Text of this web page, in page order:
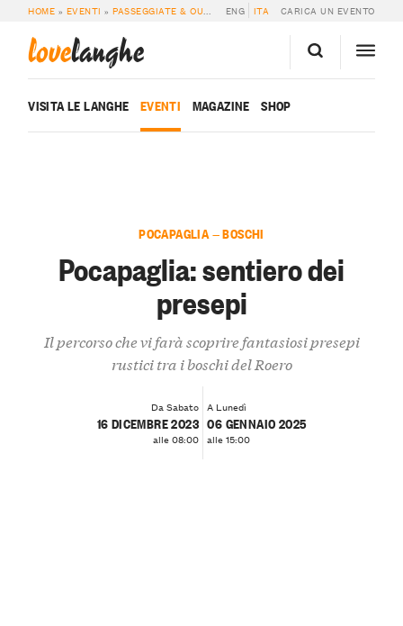
HOME » EVENTI »PASSEGGIATE & OUTDOOR » POCAPAGLIA: SENTIERO DEI
ENG ITA CARICA UN EVENTO
lovelanghe
VISITA LE LANGHE EVENTI MAGAZINE SHOP
POCAPAGLIA — BOSCHI
Pocapaglia: sentiero dei
presepi
Il percorso che vi farà scoprire fantasiosi presepi
rustici tra i boschi del Roero
Da Sabato
16 DICEMBRE 2023
alle 08:00
A Lunedì
06 GENNAIO 2025
alle 15:00